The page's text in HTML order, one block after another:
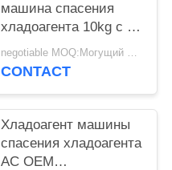
машина спасения
хладоагента 10kg с 5"
дисплей цвета LCD negotiable MOQ:Могущий быть предметом переговоров
CONTACT
Хладоагент машины
спасения хладоагента
AC OEM